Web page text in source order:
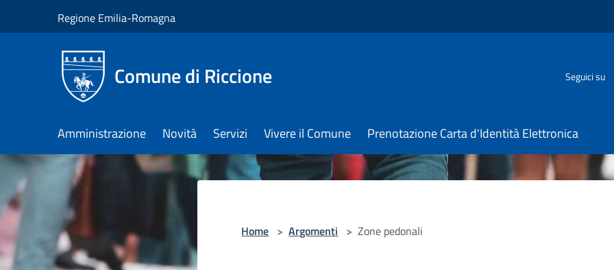
Regione Emilia-Romagna
Comune di Riccione Seguici su
Amministrazione Novità Servizi Vivere il Comune Prenotazione Carta d'Identità Elettronica
Home > Argomenti > Zone pedonali